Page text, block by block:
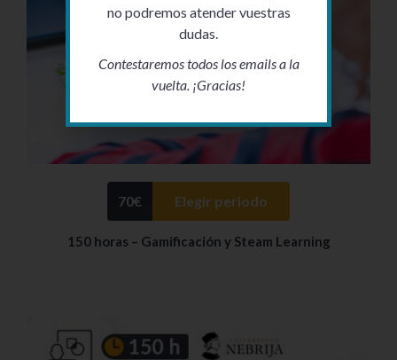
70€ Elegir periodo
150 horas – Gamificación y Steam Learning
no podremos atender vuestras
dudas.
Contestaremos todos los emails a la
vuelta. ¡Gracias!